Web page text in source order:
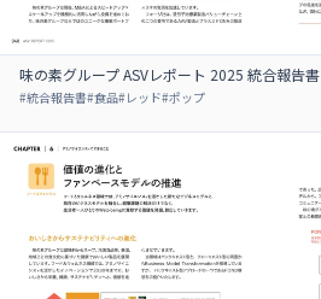
味の素グループ ASVレポート 2025 統合報告書
#統合報告書#食品#レッド#ポップ